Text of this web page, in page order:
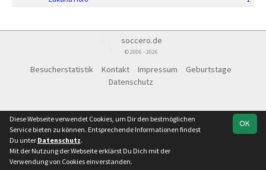
soccero.de
© 2006 - 2026
Besucherstatistik Kontakt Impressum
Geburtstage
Datenschutz
OK
Diese Webseite verwendet Cookies, um Dir den bestmöglichen
Service bieten zu können. Entsprechende Informationen findest
Du unter Datenschutz.
Mit der Nutzung der Webseite erklärst Du Dich mit der
Verwendung von Cookies einverstanden.